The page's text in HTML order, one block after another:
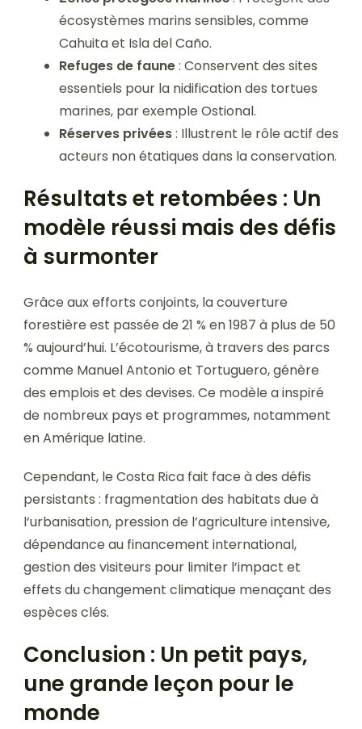
écosystèmes marins sensibles, comme
Cahuita et Isla del Caño.
Refuges de faune: Conservent des sites
essentiels pour la nidification des tortues
marines, par exemple Ostional.
Réserves privées: Illustrent le rôle actif des
acteurs non étatiques dans la conservation.
Résultats et retombées : Un
modèle réussi mais des défis
à surmonter
Grâce aux efforts conjoints, la couverture
forestière est passée de 21 % en 1987 à plus de 50
% aujourd’hui. L’écotourisme, à travers des parcs
comme Manuel Antonio et Tortuguero, génère
des emplois et des devises. Ce modèle a inspiré
de nombreux pays et programmes, notamment
en Amérique latine.
Cependant, le Costa Rica fait face à des défis
persistants : fragmentation des habitats due à
l’urbanisation, pression de l’agriculture intensive,
dépendance au financement international,
gestion des visiteurs pour limiter l’impact et
effets du changement climatique menaçant des
espèces clés.
Conclusion : Un petit pays,
une grande leçon pour le
monde